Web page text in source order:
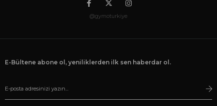
@gymoturkiye
E-Bültene abone ol, yeniliklerden ilk sen haberdar ol.